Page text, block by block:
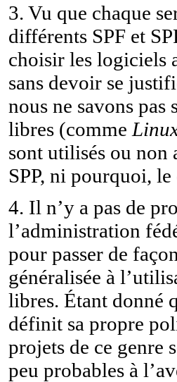
3. Vu que chaque
différents SPF et
choisir les logiciels
sans devoir se
nous ne savons pas
libres (comme
sont utilisés ou non
SPP, ni pourquoi, le
4. Il n’y a pas de
l’administration
pour passer de
généralisée à
libres. Étant donné
définit sa propre
projets de ce genre
peu probables à